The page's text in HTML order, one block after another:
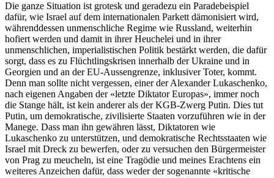
Die ganze Situation ist grotesk und geradezu ein Paradebeispiel
dafür, wie Israel auf dem internationalen Parkett dämonisiert wird,
währenddessen unmenschliche Regime wie Russland, weiterhin
hofiert werden und damit in ihrer Heuchelei und in ihrer
unmenschlichen, imperialistischen Politik bestärkt werden, die dafür
sorgt, dass es zu Flüchtlingskrisen innerhalb der Ukraine und in
Georgien und an der EU-Aussengrenze, inklusiver Toter, kommt.
Denn man sollte nicht vergessen, einer der Alexander Lukaschenko,
nach eigenen Angaben der «letzte Diktator Europas», immer noch
die Stange hält, ist kein anderer als der KGB-Zwerg Putin. Dies tut
Putin, um demokratische, zivilisierte Staaten vorzuführen wie in der
Manege. Dass man ihn gewähren lässt, Diktatoren wie
Lukaschenko zu unterstützen, und demokratische Rechtsstaaten wie
Israel mit Dreck zu bewerfen, oder zu versuchen den Bürgermeister
von Prag zu meucheln, ist eine Tragödie und meines Erachtens ein
weiteres Anzeichen dafür, dass weder der sogenannte «kritische